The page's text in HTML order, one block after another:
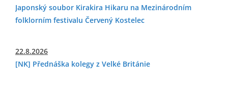
Japonský soubor Kirakira Hikaru na Mezinárodním
folklorním festivalu Červený Kostelec
22.8.2026
[NK] Přednáška kolegy z Velké Británie